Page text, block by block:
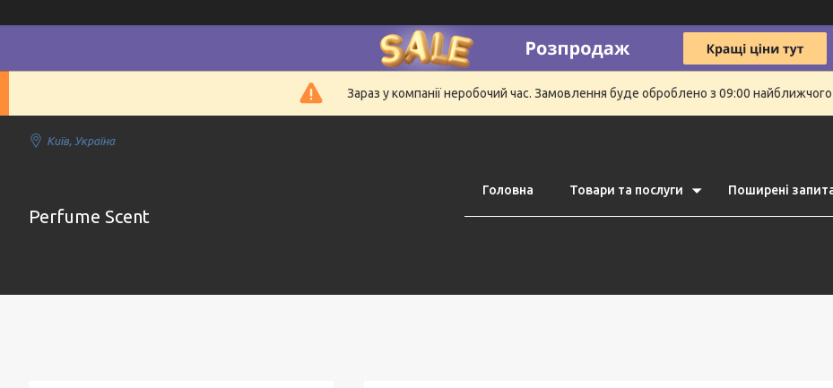
Зараз у компанії неробочий час. Замовлення буде оброблено з 09:00
Київ, Україна
Perfume Scent
Головна Товари та послуги Поширені